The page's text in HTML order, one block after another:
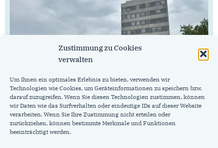
Zustimmung zu Cookies
verwalten
Um Ihnen ein optimales Erlebnis zu bieten, verwenden wir
Technologien wie Cookies, um Geräteinformationen zu speichern bzw.
darauf zuzugreifen. Wenn Sie diesen Technologien zustimmen, können
wir Daten wie das Surfverhalten oder eindeutige IDs auf dieser Website
verarbeiten. Wenn Sie Ihre Zustimmung nicht erteilen oder
zurückziehen, können bestimmte Merkmale und Funktionen
beeinträchtigt werden.
Förderung von Startups ja – aber nicht am
Bushof
9. Juli 2025